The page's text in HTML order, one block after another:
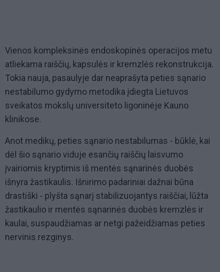
Vienos kompleksinės endoskopinės operacijos metu
atliekama raiščių, kapsulės ir kremzlės rekonstrukcija.
Tokia nauja, pasaulyje dar neaprašyta peties sąnario
nestabilumo gydymo metodika įdiegta Lietuvos
sveikatos mokslų universiteto ligoninėje Kauno
klinikose.
Anot medikų, peties sąnario nestabilumas - būklė, kai
dėl šio sąnario viduje esančių raiščių laisvumo
įvairiomis kryptimis iš mentės sąnarinės duobės
išnyra žastikaulis. Išnirimo padariniai dažnai būna
drastiški - plyšta sąnarį stabilizuojantys raiščiai, lūžta
žastikaulio ir mentės sąnarinės duobės kremzlės ir
kaulai, suspaudžiamas ar netgi pažeidžiamas peties
nervinis rezginys.